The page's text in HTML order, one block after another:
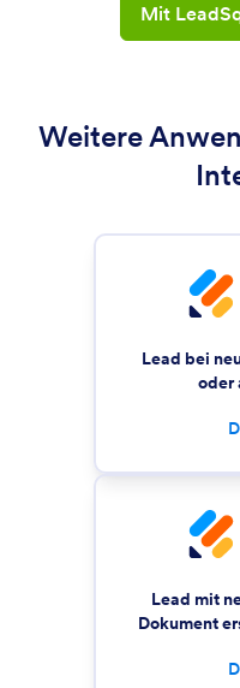
Mit
Weitere
Lead bei
oder
Lead mit
Dokument